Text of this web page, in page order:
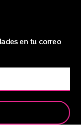
en tu correo